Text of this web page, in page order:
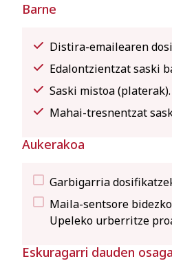
Barne
Distira-emailearen
Edalontzientzat saski
Saski mistoa (platerak).
Mahai-tresnentzat
Aukerakoa
Garbigarria
Maila-sentsore
Upeleko urberritze
Eskuragarri dauden